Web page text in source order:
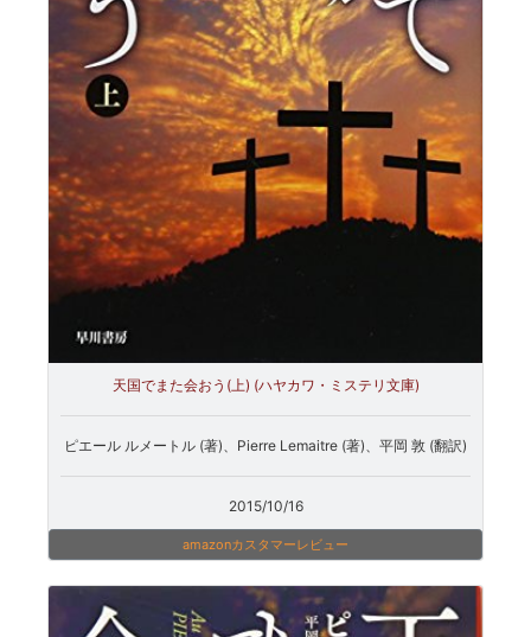
天国でまた会おう(上) (ハヤカワ・ミステリ文庫)
ピエール ルメートル (著)、Pierre Lemaitre (著)、平岡 敦 (翻訳)
2015/10/16
amazonカスタマーレビュー